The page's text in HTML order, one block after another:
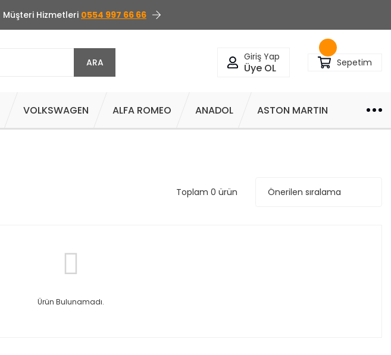
Müşteri Hizmetleri 0554 997 66 66
ARA Giriş Yap
Üye OL Sepetim
VOLKSWAGEN ALFA ROMEO ANADOL ASTON MARTIN
Toplam 0 ürün
Ürün Bulunamadı.